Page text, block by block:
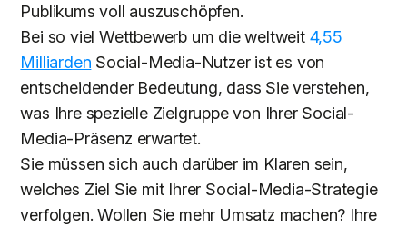
Publikums voll auszuschöpfen.
Bei so viel Wettbewerb um die weltweit 4,55
Milliarden Social-Media-Nutzer ist es von
entscheidender Bedeutung, dass Sie verstehen,
was Ihre spezielle Zielgruppe von Ihrer Social-
Media-Präsenz erwartet.
Sie müssen sich auch darüber im Klaren sein,
welches Ziel Sie mit Ihrer Social-Media-Strategie
verfolgen. Wollen Sie mehr Umsatz machen? Ihre